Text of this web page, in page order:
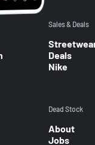
Sales & Deals
Deals
Nike
Dead Stock
About
Jobs